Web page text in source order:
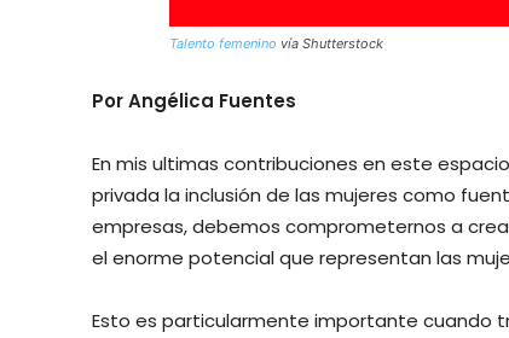
Talento femenino vía Shutterstock
Por Angélica Fuentes
En mis ultimas contribuciones en este
privada la inclusión de las mujeres como
empresas, debemos comprometernos a
el enorme potencial que representan las
Esto es particularmente importante cuando